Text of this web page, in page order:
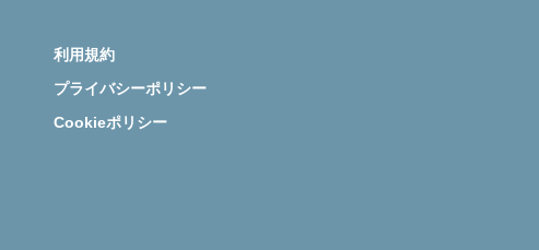
利用規約
プライバシーポリシー
Cookieポリシー